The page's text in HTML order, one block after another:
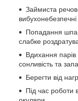
Займиста
вибухонебезпечні
Попадання
слабке
Вдихання
сонливість та
Берегти від
Під час роботи